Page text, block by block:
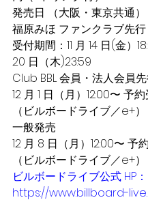
発売⽇ （⼤阪・東京共通）
福原みほ ファンクラブ先⾏
受付期間：11 ⽉ 14 ⽇(⾦）
20 ⽇（⽊)23:59
Club BBL 会員・法⼈会員
12 ⽉ 1 ⽇（⽉）12:00〜 予
（ビルボードライブ／e+）
⼀般発売
12 ⽉ 8 ⽇（⽉）12:00〜 予
（ビルボードライブ／e+）
ビルボードライブ公式 HP：
https://www.billboard-